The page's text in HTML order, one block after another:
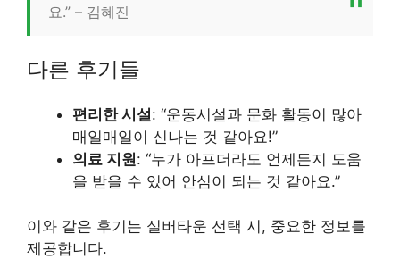
요.” – 김혜진
다른 후기들
편리한 시설: “운동시설과 문화 활동이 많아
매일매일이 신나는 것 같아요!”
의료 지원: “누가 아프더라도 언제든지 도움
을 받을 수 있어 안심이 되는 것 같아요.”
이와 같은 후기는 실버타운 선택 시, 중요한 정보를
제공합니다.